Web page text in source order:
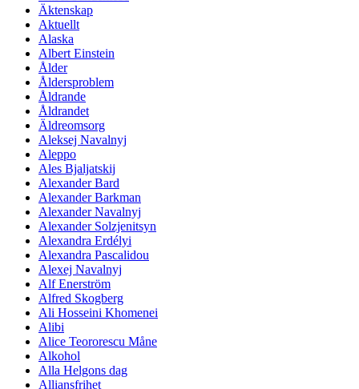
Äktenskap
Aktuellt
Alaska
Albert Einstein
Ålder
Åldersproblem
Åldrande
Åldrandet
Äldreomsorg
Aleksej Navalnyj
Aleppo
Ales Bjaljatskij
Alexander Bard
Alexander Barkman
Alexander Navalnyj
Alexander Solzjenitsyn
Alexandra Erdélyi
Alexandra Pascalidou
Alexej Navalnyj
Alf Enerström
Alfred Skogberg
Ali Hosseini Khomenei
Alibi
Alice Teororescu Måne
Alkohol
Alla Helgons dag
Alliansfrihet